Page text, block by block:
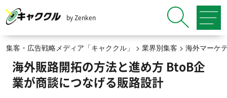
by Zenken
集客・広告戦略メディア「キャククル」 > 業界別集客 > 海外マーケ
海外販路開拓の方法と進め方 BtoB企
業が商談につなげる販路設計